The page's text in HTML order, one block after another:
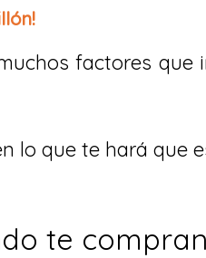
factores que
lo que te hará que
te